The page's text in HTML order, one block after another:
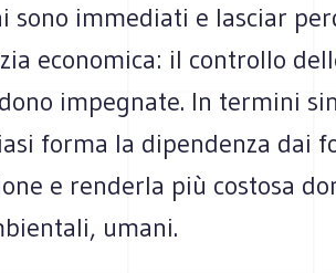
sono immediati e lasciar
economica: il controllo
impegnate. In termini
forma la dipendenza dai
e renderla più costosa
umani.